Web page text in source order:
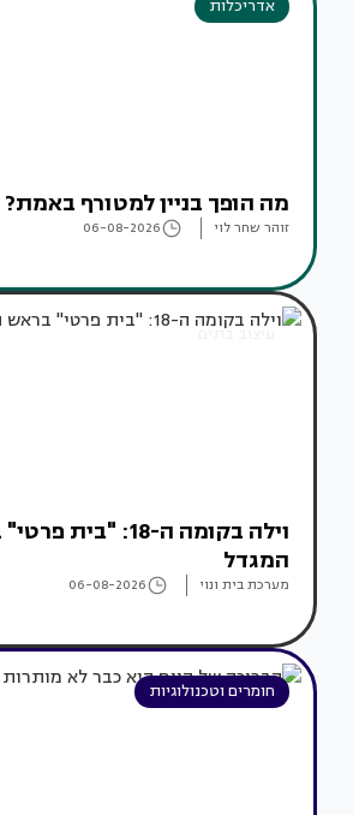
אדריכלות
מה הופך בניין למטורף באמת?
זוהר שחר לוי 06-08-2026
עיצוב בתים
וילה בקומה ה-18: "בית
המגדל
מערכת בית ונוי 06-08-2026
חומרים וטכנולוגיות